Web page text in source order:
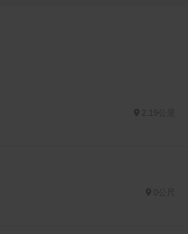
2.19公里